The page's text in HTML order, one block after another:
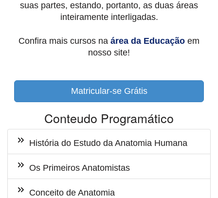
suas partes, estando, portanto, as duas áreas
inteiramente interligadas.
Confira mais cursos na área da Educação em
nosso site!
Matricular-se Grátis
Conteudo Programático
História do Estudo da Anatomia Humana
Os Primeiros Anatomistas
Conceito de Anatomia